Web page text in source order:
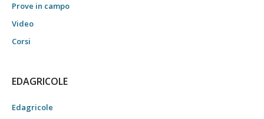
Prove in campo
Video
Corsi
EDAGRICOLE
Edagricole